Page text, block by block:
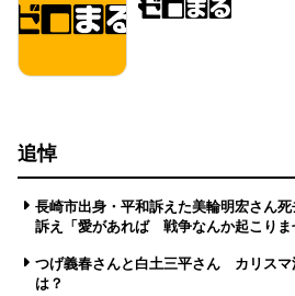
追悼
長崎市出身・平和訴えた美輪明宏さん
訴え「愛があれば 戦争なんか起こりま
つげ義春さんと白土三平さん カリスマ
は？